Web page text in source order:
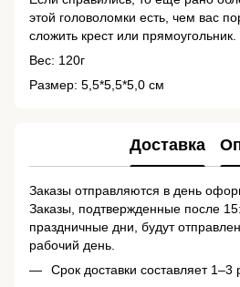
этой головоломки есть, чем вас
сложить крест или прямоугольник.
Вес: 120г
Размер: 5,5*5,5*5,0 см
Доставка
Заказы отправляются в день
Заказы, подтвержденные после
праздничные дни, будут
рабочий день.
Срок доставки составляет 1–3